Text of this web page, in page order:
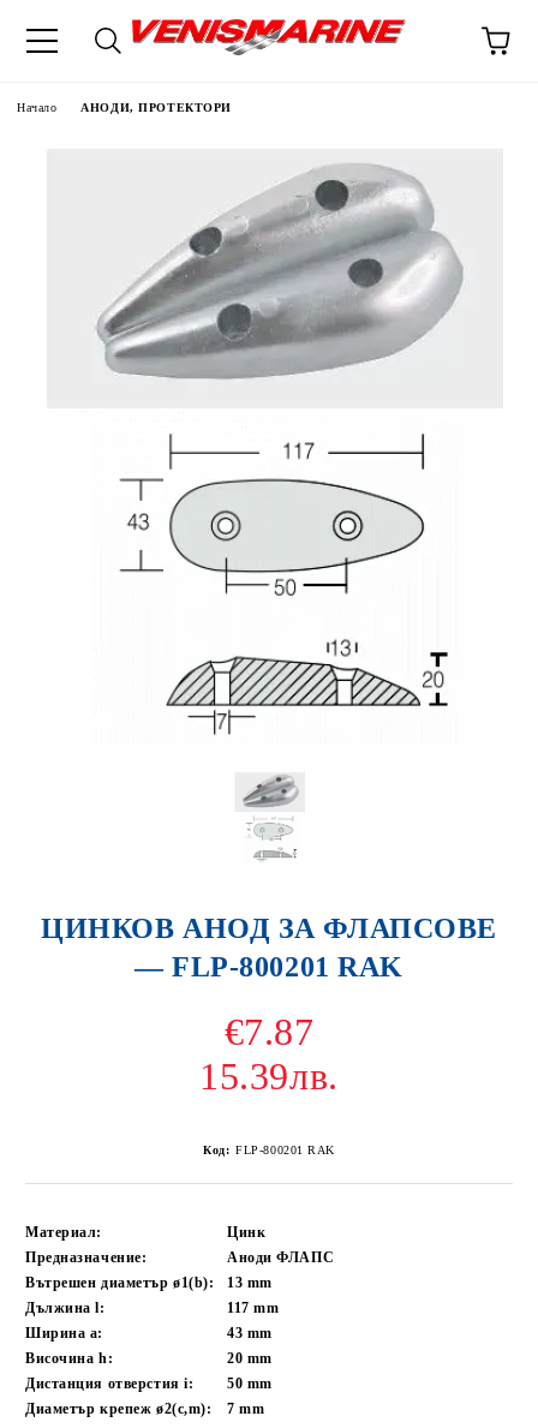
Начало АНОДИ, ПРОТЕКТОРИ
ЦИНКОВ АНОД ЗА ФЛАПСОВЕ
— FLP-800201 RAK
€7.87
15.39лв.
Код: FLP-800201 RAK
Материал:
Цинк
Предназначение:
Аноди ФЛАПС
Вътрешен диаметър ø1(b):
13 mm
Дължина l:
117mm
Ширина a:
43 mm
Височина h:
20 mm
Дистанция отверстия i:
50 mm
Диаметър крепеж ø2(c,m):
7mm